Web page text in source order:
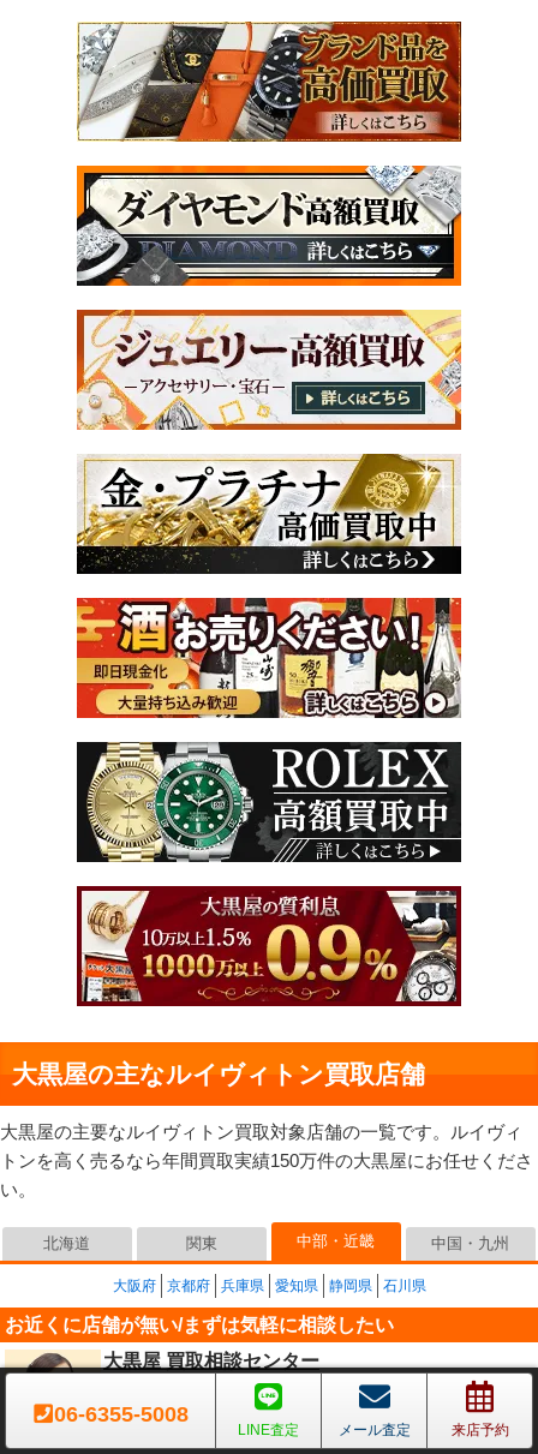
大黒屋の主なルイヴィトン買取店舗
大黒屋の主要なルイヴィトン買取対象店舗の一覧です。ルイヴィ
トンを高く売るなら年間買取実績150万件の大黒屋にお任せくださ
い。
北海道 関東 中部・近畿 中国・九州
大阪府 京都府 兵庫県 愛知県 静岡県 石川県
お近くに店舗が無い/まずは気軽に相談したい
大黒屋 買取相談センター
TELやLINEで相談や手続きが可能です→ 詳細はこちら
お近くに店舗が無い場合はこちらにお問い合わせ下さい
かんたんLINE査定
06-6355-5008
LINE査定 メール査定 来店予約